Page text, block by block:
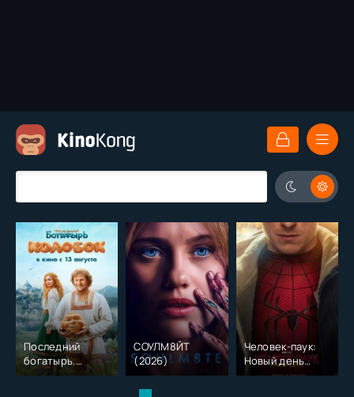
Последний
богатырь.
Колобок (2026)
СОУЛМ8ЙТ
(2026)
Человек-паук:
Новый день
(2026)